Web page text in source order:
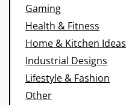
Gaming
Health & Fitness
Home & Kitchen Ideas
Industrial Designs
Lifestyle & Fashion
Other